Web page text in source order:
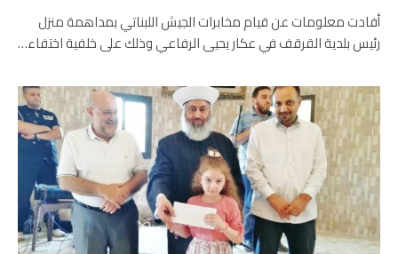
أفادت معلومات عن قيام مخابرات الجيش اللبناتي بمداهمة منزل
رئيس بلدية القرقف في عكار يحيى الرفاعي وذلك على خلفية اختفاء…